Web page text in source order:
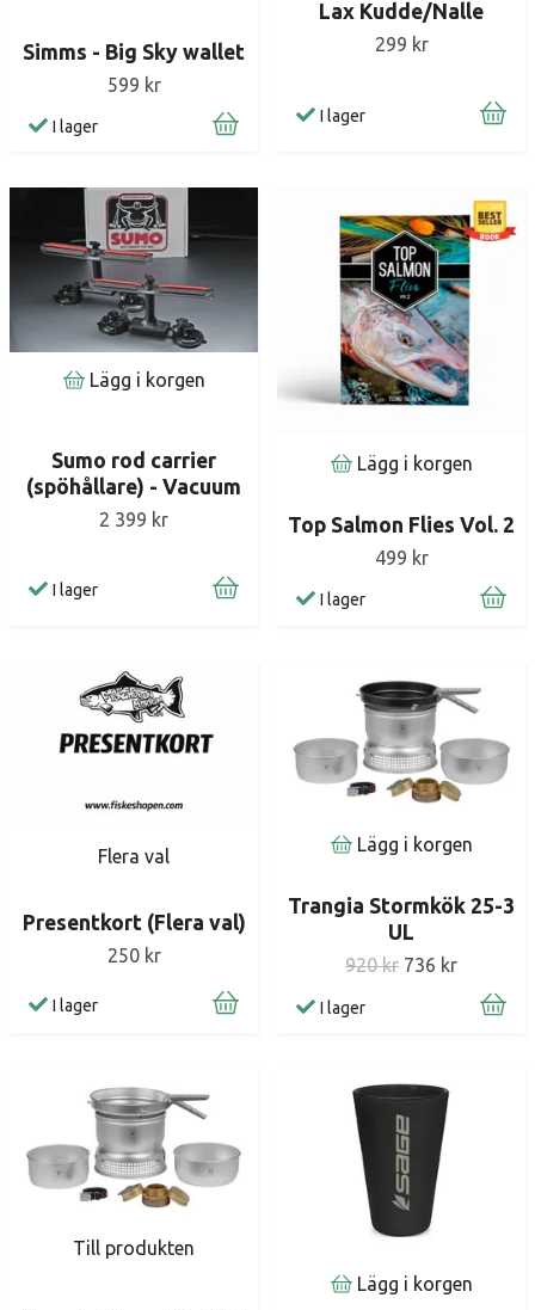
Simms - Big Sky wallet
599 kr
I lager
Lax Kudde/Nalle
299 kr
I lager
Lägg i korgen
Sumo rod carrier
(spöhållare) - Vacuum
2 399 kr
I lager
Lägg i korgen
Top Salmon Flies Vol. 2
499 kr
I lager
Flera val
Presentkort (Flera val)
250 kr
I lager
Lägg i korgen
Trangia Stormkök 25-3
UL
920 kr 736 kr
I lager
Till produkten
Lägg i korgen